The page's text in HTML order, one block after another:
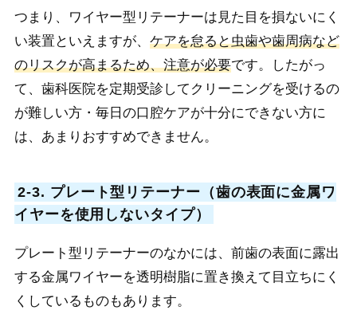
つまり、ワイヤー型リテーナーは見た目を損ないにく
い装置といえますが、 ケアを怠ると虫歯や歯周病など
のリスクが高まるため、注意が必要です。したがっ
て、歯科医院を定期受診してクリーニングを受けるの
が難しい方・毎日の口腔ケアが十分にできない方に
は、あまりおすすめできません。
2-3. プレート型リテーナー（歯の表面に金属ワ
イヤーを使用しないタイプ）
プレート型リテーナーのなかには、前歯の表面に露出
する金属ワイヤーを透明樹脂に置き換えて目立ちにく
くしているものもあります。